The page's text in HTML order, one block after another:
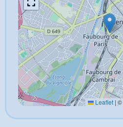
Leaflet | ©